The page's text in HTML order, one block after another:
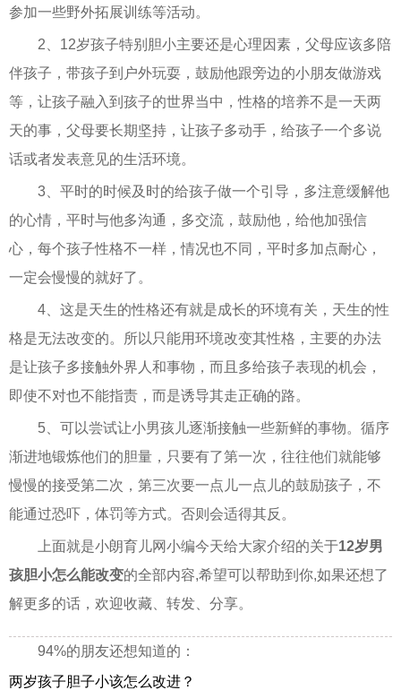
参加一些野外拓展训练等活动。
2、12岁孩子特别胆小主要还是心理因素，父母应该多陪
伴孩子，带孩子到户外玩耍，鼓励他跟旁边的小朋友做游戏
等，让孩子融入到孩子的世界当中，性格的培养不是一天两
天的事，父母要长期坚持，让孩子多动手，给孩子一个多说
话或者发表意见的生活环境。
3、平时的时候及时的给孩子做一个引导，多注意缓解他
的心情，平时与他多沟通，多交流，鼓励他，给他加强信
心，每个孩子性格不一样，情况也不同，平时多加点耐心，
一定会慢慢的就好了。
4、这是天生的性格还有就是成长的环境有关，天生的性
格是无法改变的。所以只能用环境改变其性格，主要的办法
是让孩子多接触外界人和事物，而且多给孩子表现的机会，
即使不对也不能指责，而是诱导其走正确的路。
5、可以尝试让小男孩儿逐渐接触一些新鲜的事物。循序
渐进地锻炼他们的胆量，只要有了第一次，往往他们就能够
慢慢的接受第二次，第三次要一点儿一点儿的鼓励孩子，不
能通过恐吓，体罚等方式。否则会适得其反。
上面就是小朗育儿网小编今天给大家介绍的关于12岁男
孩胆小怎么能改变的全部内容,希望可以帮助到你,如果还想了
解更多的话，欢迎收藏、转发、分享。
94%的朋友还想知道的：
两岁孩子胆子小该怎么改进？